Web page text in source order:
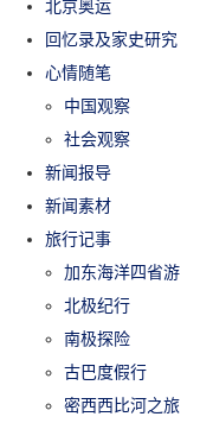
北京奥运
回忆录及家史研究
心情随笔
中国观察
社会观察
新闻报导
新闻素材
旅行记事
加东海洋四省游
北极纪行
南极探险
古巴度假行
密西西比河之旅